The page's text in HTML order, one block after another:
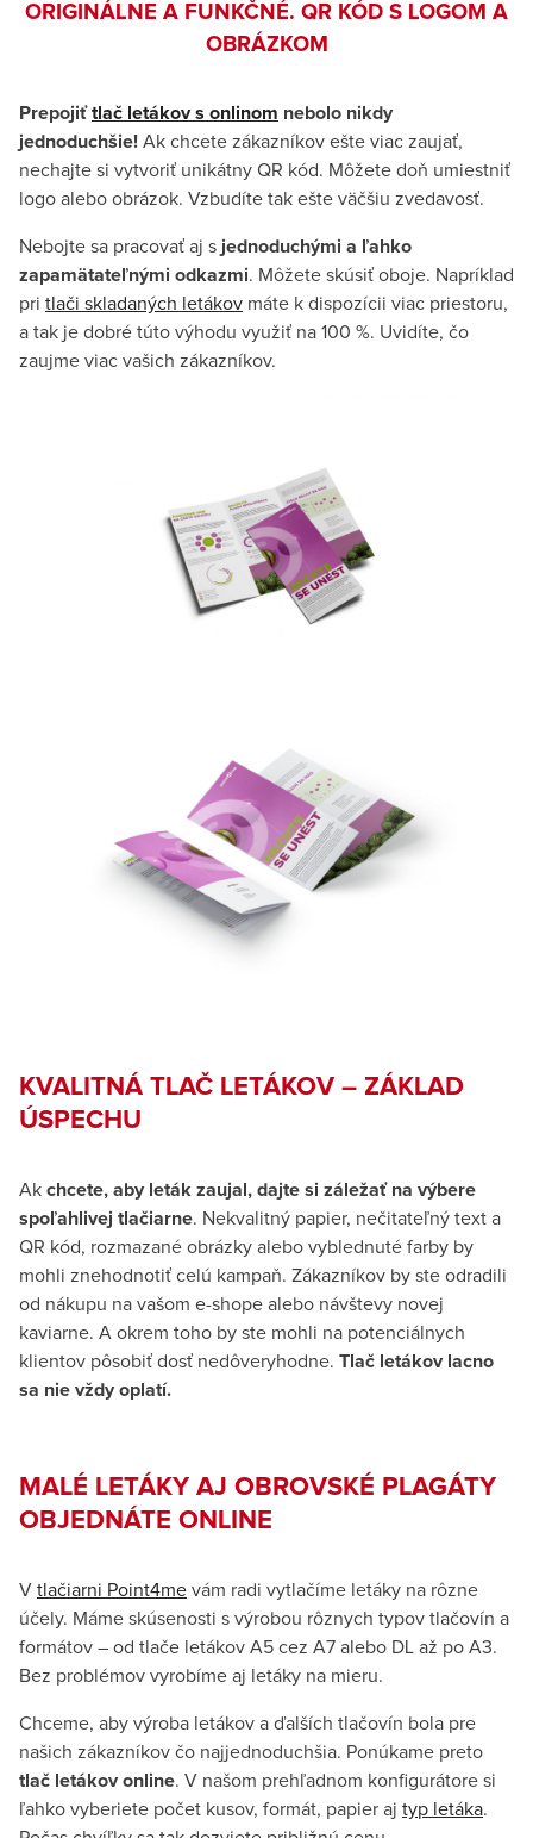
ORIGINÁLNE A FUNKČNÉ. QR KÓD S LOGOM A
OBRÁZKOM
Prepojiťtlač letákov s onlinom nebolo nikdy
jednoduchšie! Ak chcete zákazníkov ešte viac zaujať,
nechajte si vytvoriť unikátny QR kód. Môžete doň umiestniť
logo alebo obrázok. Vzbudíte tak ešte väčšiu zvedavosť.
Nebojte sa pracovať aj s jednoduchými a ľahko
zapamätateľnými odkazmi. Môžete skúsiť oboje. Napríklad
pri tlači skladaných letákov máte k dispozícii viac priestoru,
a tak je dobré túto výhodu využiť na 100 %. Uvidíte, čo
zaujme viac vašich zákazníkov.
KVALITNÁ TLAČ LETÁKOV – ZÁKLAD
ÚSPECHU
Ak chcete, aby leták zaujal, dajte si záležať na výbere
spoľahlivej tlačiarne. Nekvalitný papier, nečitateľný text a
QR kód, rozmazané obrázky alebo vyblednuté farby by
mohli znehodnotiť celú kampaň. Zákazníkov by ste odradili
od nákupu na vašom e-shope alebo návštevy novej
kaviarne. A okrem toho by ste mohli na potenciálnych
klientov pôsobiť dosť nedôveryhodne. Tlač letákov lacno
sa nie vždy oplatí.
MALÉ LETÁKY AJ OBROVSKÉ PLAGÁTY
OBJEDNÁTE ONLINE
V tlačiarni Point4me vám radi vytlačíme letáky na rôzne
účely. Máme skúsenosti s výrobou rôznych typov tlačovín a
formátov – od tlače letákov A5 cez A7 alebo DL až po A3.
Bez problémov vyrobíme aj letáky na mieru.
Chceme, aby výroba letákov a ďalších tlačovín bola pre
našich zákazníkov čo najjednoduchšia. Ponúkame preto
tlač letákov online. V našom prehľadnom konfigurátore si
ľahko vyberiete počet kusov, formát, papier aj typ letáka.